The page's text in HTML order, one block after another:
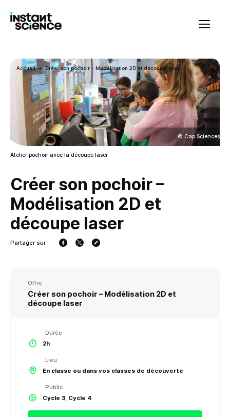
Accueil Créer son pochoir – Modélisation 2D et découpe laser
© Cap Sciences
Atelier pochoir avec la découpe laser
Créer son pochoir –
Modélisation 2D et
découpe laser
Partager sur :
Offre
Créer son pochoir – Modélisation 2D et
découpe laser
Durée
2h
Lieu
En classe ou dans vos classes de découverte
Public
Cycle 3, Cycle 4